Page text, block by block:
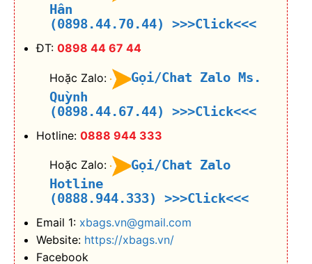
Hân
(0898.44.70.44)
>>>Click<<<
ĐT: 0898 44 67 44
Hoặc Zalo:
Gọi/Chat Zalo Ms.
Quỳnh
(0898.44.67.44)
>>>Click<<<
Hotline: 0888 944 333
Hoặc Zalo:
Gọi/Chat Zalo
Hotline
(0888.944.333)
>>>Click<<<
Email 1: xbags.vn@gmail.com
Website: https://xbags.vn/
Facebook